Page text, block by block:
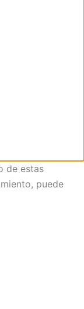
de estas
puede